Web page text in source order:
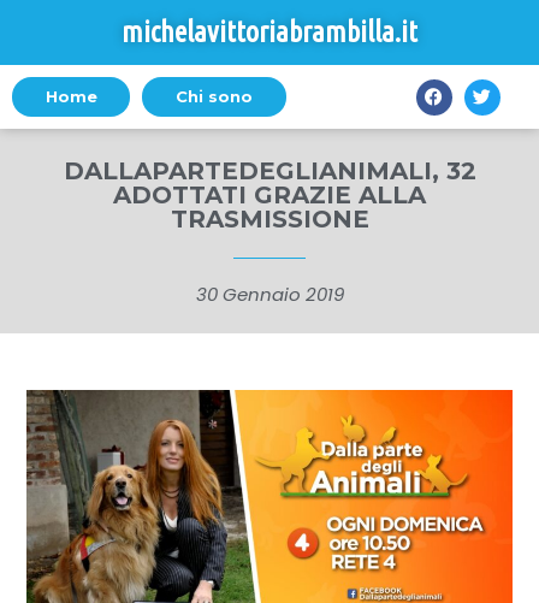
michelavittoriabrambilla.it
Home Chi sono
DALLAPARTEDEGLIANIMALI, 32
ADOTTATI GRAZIE ALLA
TRASMISSIONE
30 Gennaio 2019